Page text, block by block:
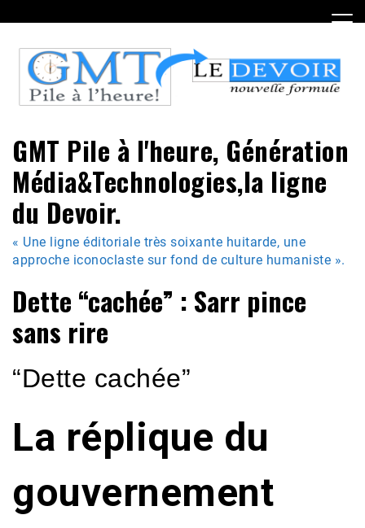
to
content
GMT Pile à l'heure, Génération
Média&Technologies,la ligne
du Devoir.
« Une ligne éditoriale très soixante huitarde, une
approche iconoclaste sur fond de culture humaniste ».
Dette “cachée” : Sarr pince
sans rire
“Dette cachée”
La réplique du
gouvernement